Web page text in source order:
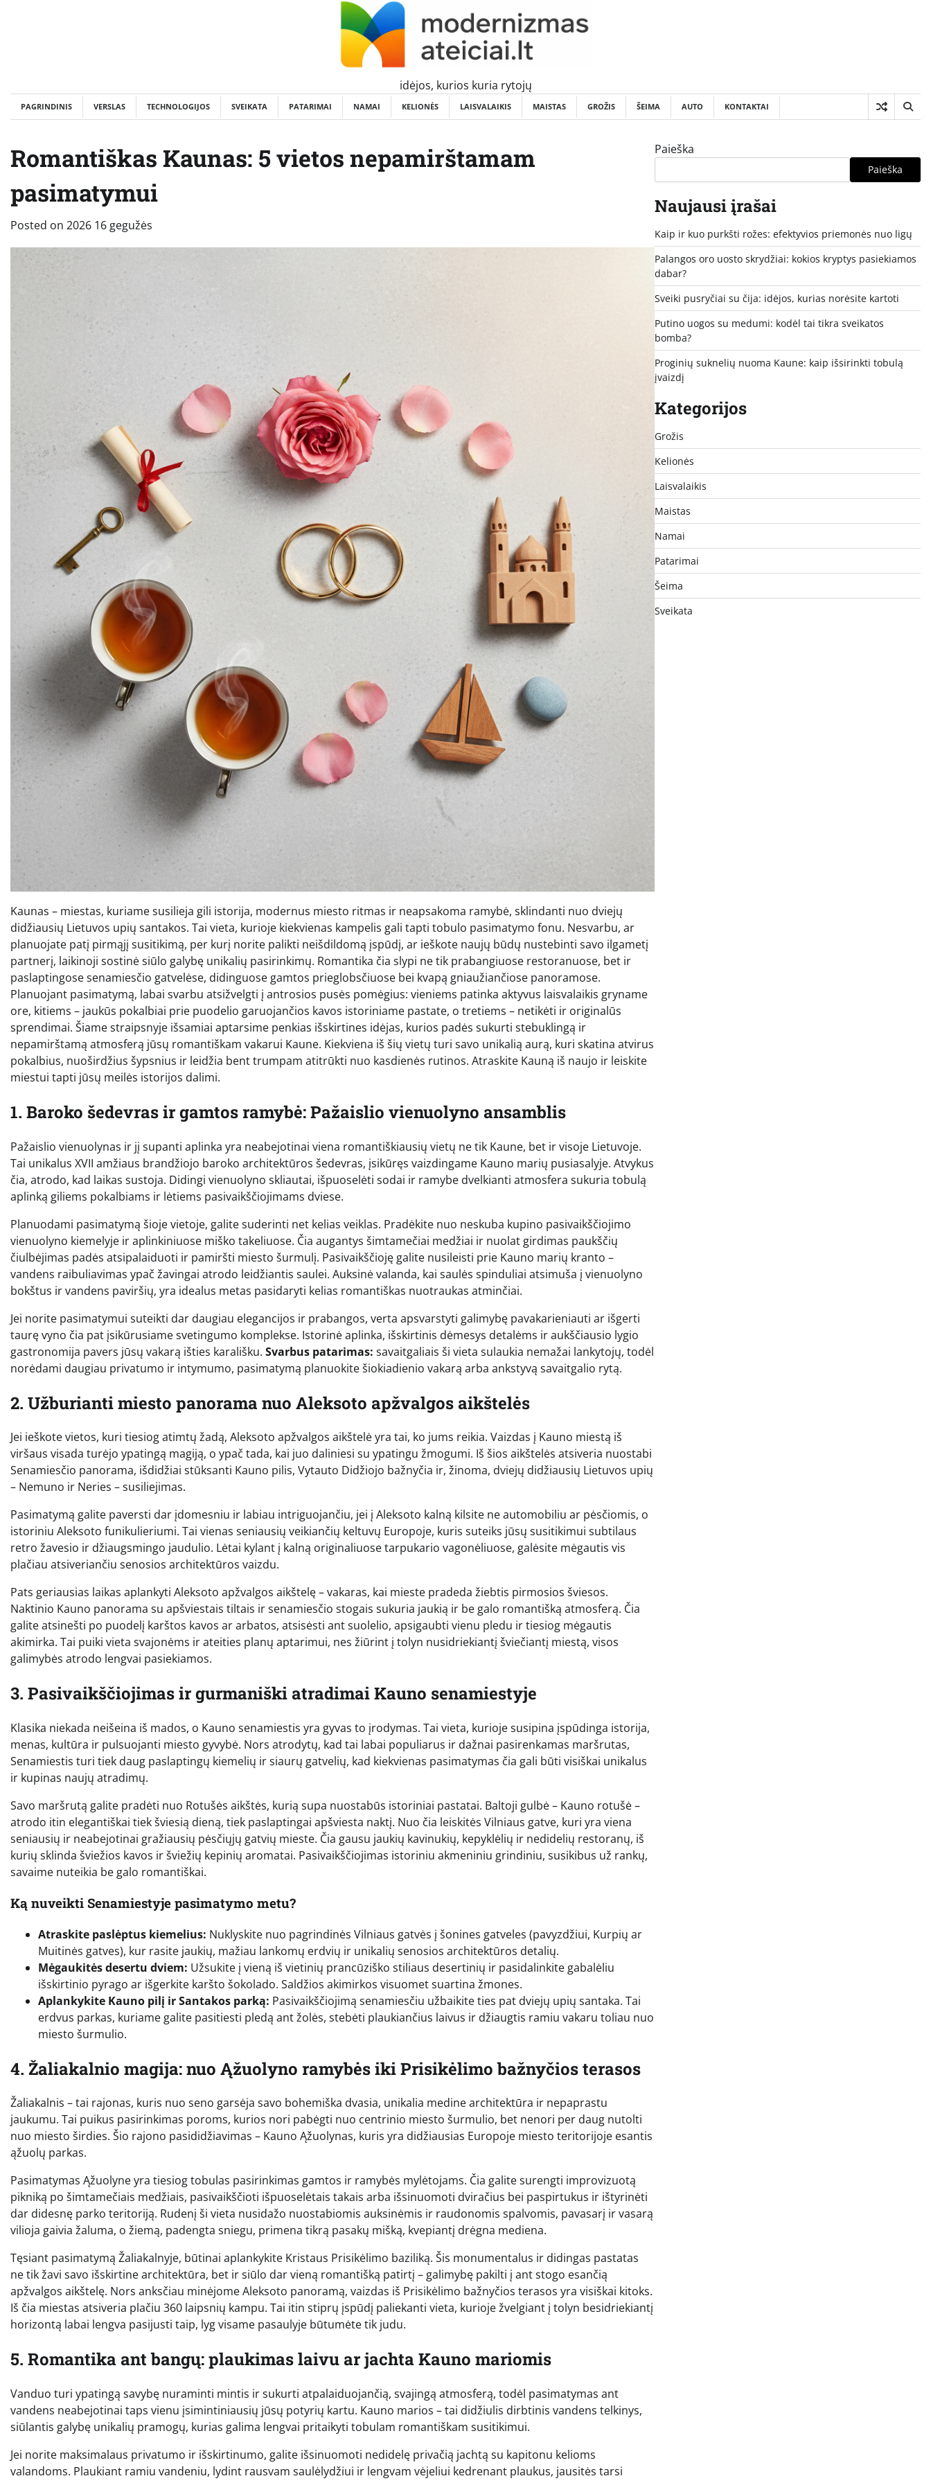
idėjos, kurios kuria rytojų
PAGRINDINIS VERSLAS TECHNOLOGIJOS SVEIKATA PATARIMAI NAMAI KELIONĖS LAISVALAIKIS MAISTAS GROŽIS ŠEIMA AUTO KONTAKTAI
Romantiškas Kaunas: 5 vietos nepamirštamam
pasimatymui
Posted on 2026 16 gegužės
Kaunas – miestas, kuriame susilieja gili istorija, modernus miesto ritmas ir neapsakoma ramybė, sklindanti nuo dviejų
didžiausių Lietuvos upių santakos. Tai vieta, kurioje kiekvienas kampelis gali tapti tobulo pasimatymo fonu. Nesvarbu, ar
planuojate patį pirmąjį susitikimą, per kurį norite palikti neišdildomą įspūdį, ar ieškote naujų būdų nustebinti savo ilgametį
partnerį, laikinoji sostinė siūlo galybę unikalių pasirinkimų. Romantika čia slypi ne tik prabangiuose restoranuose, bet ir
paslaptingose senamiesčio gatvelėse, didinguose gamtos prieglobsčiuose bei kvapą gniaužiančiose panoramose.
Planuojant pasimatymą, labai svarbu atsižvelgti į antrosios pusės pomėgius: vieniems patinka aktyvus laisvalaikis gryname
ore, kitiems – jaukūs pokalbiai prie puodelio garuojančios kavos istoriniame pastate, o tretiems – netikėti ir originalūs
sprendimai. Šiame straipsnyje išsamiai aptarsime penkias išskirtines idėjas, kurios padės sukurti stebuklingą ir
nepamirštamą atmosferą jūsų romantiškam vakarui Kaune. Kiekviena iš šių vietų turi savo unikalią aurą, kuri skatina atvirus
pokalbius, nuoširdžius šypsnius ir leidžia bent trumpam atitrūkti nuo kasdienės rutinos. Atraskite Kauną iš naujo ir leiskite
miestui tapti jūsų meilės istorijos dalimi.
1. Baroko šedevras ir gamtos ramybė: Pažaislio vienuolyno ansamblis
Pažaislio vienuolynas ir jį supanti aplinka yra neabejotinai viena romantiškiausių vietų ne tik Kaune, bet ir visoje Lietuvoje.
Tai unikalus XVII amžiaus brandžiojo baroko architektūros šedevras, įsikūręs vaizdingame Kauno marių pusiasalyje. Atvykus
čia, atrodo, kad laikas sustoja. Didingi vienuolyno skliautai, išpuoselėti sodai ir ramybe dvelkianti atmosfera sukuria tobulą
aplinką giliems pokalbiams ir lėtiems pasivaikščiojimams dviese.
Planuodami pasimatymą šioje vietoje, galite suderinti net kelias veiklas. Pradėkite nuo neskuba kupino pasivaikščiojimo
vienuolyno kiemelyje ir aplinkiniuose miško takeliuose. Čia augantys šimtamečiai medžiai ir nuolat girdimas paukščių
čiulbėjimas padės atsipalaiduoti ir pamiršti miesto šurmulį. Pasivaikščioję galite nusileisti prie Kauno marių kranto –
vandens raibuliavimas ypač žavingai atrodo leidžiantis saulei. Auksinė valanda, kai saulės spinduliai atsimuša į vienuolyno
bokštus ir vandens paviršių, yra idealus metas pasidaryti kelias romantiškas nuotraukas atminčiai.
Jei norite pasimatymui suteikti dar daugiau elegancijos ir prabangos, verta apsvarstyti galimybę pavakarieniauti ar išgerti
taurę vyno čia pat įsikūrusiame svetingumo komplekse. Istorinė aplinka, išskirtinis dėmesys detalėms ir aukščiausio lygio
gastronomija pavers jūsų vakarą išties karališku. Svarbus patarimas: savaitgaliais ši vieta sulaukia nemažai lankytojų, todėl
norėdami daugiau privatumo ir intymumo, pasimatymą planuokite šiokiadienio vakarą arba ankstyvą savaitgalio rytą.
2. Užburianti miesto panorama nuo Aleksoto apžvalgos aikštelės
Jei ieškote vietos, kuri tiesiog atimtų žadą, Aleksoto apžvalgos aikštelė yra tai, ko jums reikia. Vaizdas į Kauno miestą iš
viršaus visada turėjo ypatingą magiją, o ypač tada, kai juo daliniesi su ypatingu žmogumi. Iš šios aikštelės atsiveria nuostabi
Senamiesčio panorama, išdidžiai stūksanti Kauno pilis, Vytauto Didžiojo bažnyčia ir, žinoma, dviejų didžiausių Lietuvos upių
– Nemuno ir Neries – susiliejimas.
Pasimatymą galite paversti dar įdomesniu ir labiau intriguojančiu, jei į Aleksoto kalną kilsite ne automobiliu ar pėsčiomis, o
istoriniu Aleksoto funikulieriumi. Tai vienas seniausių veikiančių keltuvų Europoje, kuris suteiks jūsų susitikimui subtilaus
retro žavesio ir džiaugsmingo jaudulio. Lėtai kylant į kalną originaliuose tarpukario vagonėliuose, galėsite mėgautis vis
plačiau atsiveriančiu senosios architektūros vaizdu.
Pats geriausias laikas aplankyti Aleksoto apžvalgos aikštelę – vakaras, kai mieste pradeda žiebtis pirmosios šviesos.
Naktinio Kauno panorama su apšviestais tiltais ir senamiesčio stogais sukuria jaukią ir be galo romantišką atmosferą. Čia
galite atsinešti po puodelį karštos kavos ar arbatos, atsisėsti ant suolelio, apsigaubti vienu pledu ir tiesiog mėgautis
akimirka. Tai puiki vieta svajonėms ir ateities planų aptarimui, nes žiūrint į tolyn nusidriekiantį šviečiantį miestą, visos
galimybės atrodo lengvai pasiekiamos.
3. Pasivaikščiojimas ir gurmaniški atradimai Kauno senamiestyje
Klasika niekada neišeina iš mados, o Kauno senamiestis yra gyvas to įrodymas. Tai vieta, kurioje susipina įspūdinga istorija,
menas, kultūra ir pulsuojanti miesto gyvybė. Nors atrodytų, kad tai labai populiarus ir dažnai pasirenkamas maršrutas,
Senamiestis turi tiek daug paslaptingų kiemelių ir siaurų gatvelių, kad kiekvienas pasimatymas čia gali būti visiškai unikalus
ir kupinas naujų atradimų.
Savo maršrutą galite pradėti nuo Rotušės aikštės, kurią supa nuostabūs istoriniai pastatai. Baltoji gulbė – Kauno rotušė –
atrodo itin elegantiškai tiek šviesią dieną, tiek paslaptingai apšviesta naktį. Nuo čia leiskitės Vilniaus gatve, kuri yra viena
seniausių ir neabejotinai gražiausių pėsčiųjų gatvių mieste. Čia gausu jaukių kavinukių, kepyklėlių ir nedidelių restoranų, iš
kurių sklinda šviežios kavos ir šviežių kepinių aromatai. Pasivaikščiojimas istoriniu akmeniniu grindiniu, susikibus už rankų,
savaime nuteikia be galo romantiškai.
Ką nuveikti Senamiestyje pasimatymo metu?
Atraskite paslėptus kiemelius: Nuklyskite nuo pagrindinės Vilniaus gatvės į šonines gatveles (pavyzdžiui, Kurpių ar
Muitinės gatves), kur rasite jaukių, mažiau lankomų erdvių ir unikalių senosios architektūros detalių.
Mėgaukitės desertu dviem: Užsukite į vieną iš vietinių prancūziško stiliaus desertinių ir pasidalinkite gabalėliu
išskirtinio pyrago ar išgerkite karšto šokolado. Saldžios akimirkos visuomet suartina žmones.
Aplankykite Kauno pilį ir Santakos parką: Pasivaikščiojimą senamiesčiu užbaikite ties pat dviejų upių santaka. Tai
erdvus parkas, kuriame galite pasitiesti pledą ant žolės, stebėti plaukiančius laivus ir džiaugtis ramiu vakaru toliau nuo
miesto šurmulio.
4. Žaliakalnio magija: nuo Ąžuolyno ramybės iki Prisikėlimo bažnyčios terasos
Žaliakalnis – tai rajonas, kuris nuo seno garsėja savo bohemiška dvasia, unikalia medine architektūra ir nepaprastu
jaukumu. Tai puikus pasirinkimas poroms, kurios nori pabėgti nuo centrinio miesto šurmulio, bet nenori per daug nutolti
nuo miesto širdies. Šio rajono pasididžiavimas – Kauno Ąžuolynas, kuris yra didžiausias Europoje miesto teritorijoje esantis
ąžuolų parkas.
Pasimatymas Ąžuolyne yra tiesiog tobulas pasirinkimas gamtos ir ramybės mylėtojams. Čia galite surengti improvizuotą
pikniką po šimtamečiais medžiais, pasivaikščioti išpuoselėtais takais arba išsinuomoti dviračius bei paspirtukus ir ištyrinėti
dar didesnę parko teritoriją. Rudenį ši vieta nusidažo nuostabiomis auksinėmis ir raudonomis spalvomis, pavasarį ir vasarą
vilioja gaivia žaluma, o žiemą, padengta sniegu, primena tikrą pasakų mišką, kvepiantį drėgna mediena.
Tęsiant pasimatymą Žaliakalnyje, būtinai aplankykite Kristaus Prisikėlimo baziliką. Šis monumentalus ir didingas pastatas
ne tik žavi savo išskirtine architektūra, bet ir siūlo dar vieną romantišką patirtį – galimybę pakilti į ant stogo esančią
apžvalgos aikštelę. Nors anksčiau minėjome Aleksoto panoramą, vaizdas iš Prisikėlimo bažnyčios terasos yra visiškai kitoks.
Iš čia miestas atsiveria plačiu 360 laipsnių kampu. Tai itin stiprų įspūdį paliekanti vieta, kurioje žvelgiant į tolyn besidriekiantį
horizontą labai lengva pasijusti taip, lyg visame pasaulyje būtumėte tik judu.
5. Romantika ant bangų: plaukimas laivu ar jachta Kauno mariomis
Vanduo turi ypatingą savybę nuraminti mintis ir sukurti atpalaiduojančią, svajingą atmosferą, todėl pasimatymas ant
vandens neabejotinai taps vienu įsimintiniausių jūsų potyrių kartu. Kauno marios – tai didžiulis dirbtinis vandens telkinys,
siūlantis galybę unikalių pramogų, kurias galima lengvai pritaikyti tobulam romantiškam susitikimui.
Jei norite maksimalaus privatumo ir išskirtinumo, galite išsinuomoti nedidelę privačią jachtą su kapitonu kelioms
valandoms. Plaukiant ramiu vandeniu, lydint rausvam saulėlydžiui ir lengvam vėjeliui kedrenant plaukus, jausitės tarsi
Paieška
Paieška
Naujausi įrašai
Kaip ir kuo purkšti rožes: efektyvios priemonės nuo ligų
Palangos oro uosto skrydžiai: kokios kryptys pasiekiamos
dabar?
Sveiki pusryčiai su čija: idėjos, kurias norėsite kartoti
Putino uogos su medumi: kodėl tai tikra sveikatos
bomba?
Proginių suknelių nuoma Kaune: kaip išsirinkti tobulą
įvaizdį
Kategorijos
Grožis
Kelionės
Laisvalaikis
Maistas
Namai
Patarimai
Šeima
Sveikata